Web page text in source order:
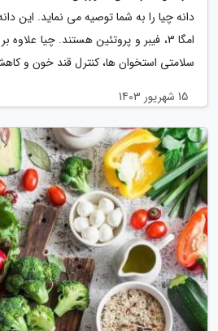
دانه چیا را به شما توصیه می نماید. این
امگا 3، فیبر و پروتئین هستند. چیا
سلامتی استخوان ها، کنترل قند خون و
15 شهریور 1403